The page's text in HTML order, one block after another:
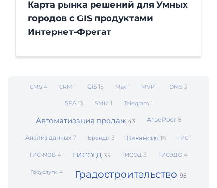
Карта рынка решений для Умных
городов с GIS продуктами
Интернет-Фрегат
CMS 4 CRM 1 GIS 15 Max 1 MVP 1 OMS 3
SFA 13 SMM 1 Telegram 1
Автоматизация продаж 43 АгроРост 8
Анализ данных 7 Бренды 3 Вакансия 19 ГИС 1
ГИС-МЭВ 4 ГИСОГД 35 ГИСОД 3 ГИСЭДО 4
Госуслуги 4 Градостроительство 95